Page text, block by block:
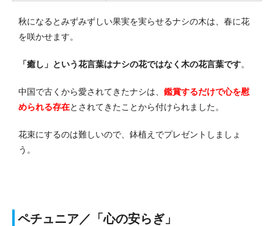
秋になるとみずみずしい果実を実らせるナシの木は、春に花
を咲かせます。
「癒し」という花言葉はナシの花ではなく木の花言葉です。
中国で古くから愛されてきたナシは、 鑑賞するだけで心を慰
められる存在とされてきたことから付けられました。
花束にするのは難しいので、鉢植えでプレゼントしましょ
う。
ペチュニア／「心の安らぎ」